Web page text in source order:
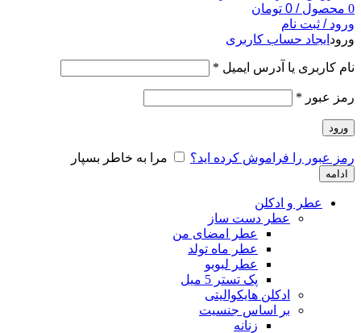
0 محصول /
0 تومان
ورود / ثبت نام
ورود ایجاد حساب کاربری
نام کاربری یا آدرس ایمیل *
رمز عبور *
ورود
رمز عبور را فراموش کرده اید؟ مرا به خاطر بسپار
ادامه
عطر و ادکلن
عطر دست ساز
عطر امضای من
عطر ماه تولد
عطر لبوبو
پک تستر 5 میل
ادکلن هایکوالیتی
بر اساس جنسیت
زنانه